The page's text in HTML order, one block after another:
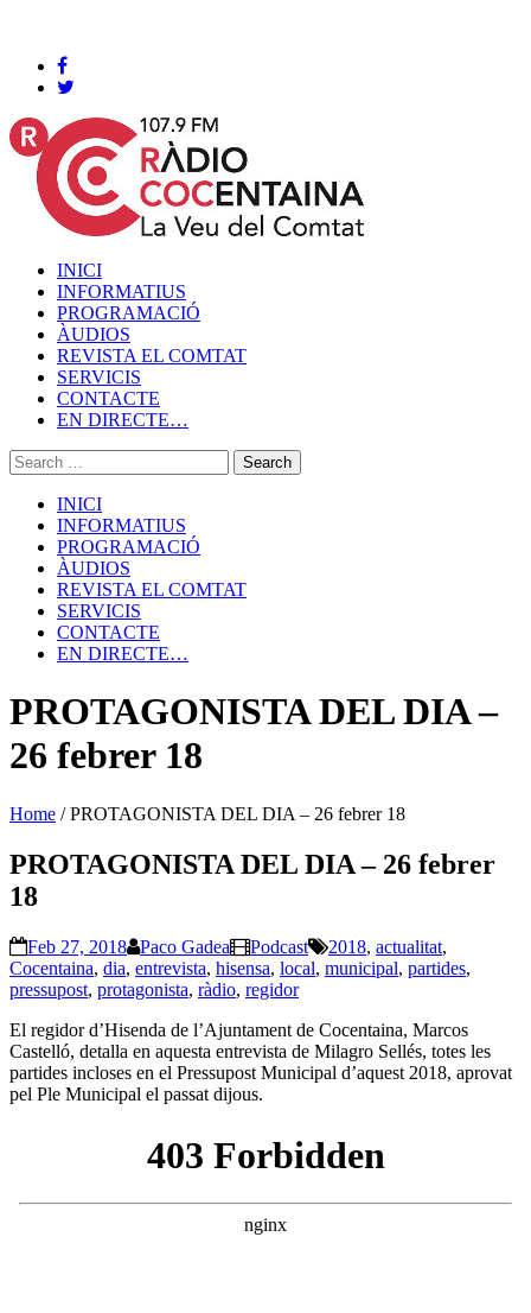
INICI
INFORMATIUS
PROGRAMACIÓ
ÀUDIOS
REVISTA EL COMTAT
SERVICIS
CONTACTE
EN DIRECTE…
INICI
INFORMATIUS
PROGRAMACIÓ
ÀUDIOS
REVISTA EL COMTAT
SERVICIS
CONTACTE
EN DIRECTE…
PROTAGONISTA DEL DIA –
26 febrer 18
Home /PROTAGONISTA DEL DIA – 26 febrer 18
PROTAGONISTA DEL DIA – 26 febrer
18
Feb 27, 2018 Paco Gadea Podcast 2018, actualitat,
Cocentaina, dia, entrevista, hisensa, local, municipal, partides,
pressupost, protagonista, ràdio, regidor
El regidor d’Hisenda de l’Ajuntament de Cocentaina, Marcos
Castelló, detalla en aquesta entrevista de Milagro Sellés, totes les
partides incloses en el Pressupost Municipal d’aquest 2018, aprovat
pel Ple Municipal el passat dijous.